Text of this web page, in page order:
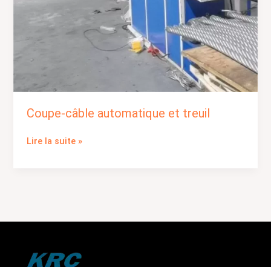
Coupe-câble automatique et treuil
Lire la suite »